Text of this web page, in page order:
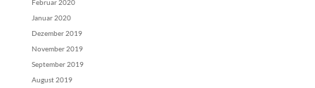
Februar 2020
Januar 2020
Dezember 2019
November 2019
September 2019
August 2019